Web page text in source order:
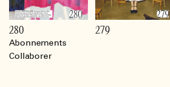
Abonnements
Collaborer
280 279